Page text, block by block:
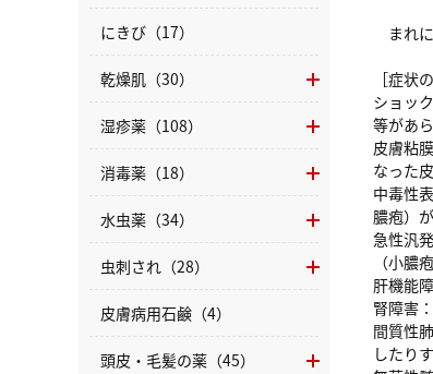
まれ
［症状
ショッ
等があ
皮膚粘
なった
中毒性
膿疱）
急性汎
（小膿
肝機能
腎障害
間質性
したりす
にきび（17）
乾燥肌（30）
湿疹薬（108）
消毒薬（18）
水虫薬（34）
虫刺され（28）
皮膚病用石鹸（4）
頭皮・毛髪の薬（45）